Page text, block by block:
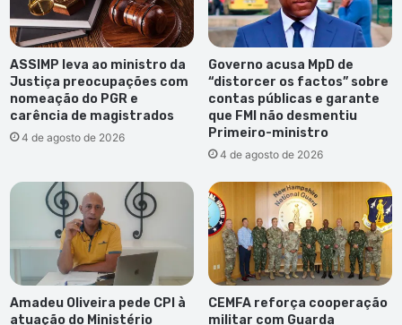
ASSIMP leva ao ministro da
Justiça preocupações com
nomeação do PGR e
carência de magistrados
4 de agosto de 2026
Governo acusa MpD de
“distorcer os factos” sobre
contas públicas e garante
que FMI não desmentiu
Primeiro-ministro
4 de agosto de 2026
Amadeu Oliveira pede CPI à
atuação do Ministério
CEMFA reforça cooperação
militar com Guarda